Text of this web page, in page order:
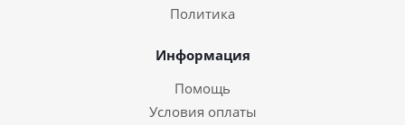
Политика
Информация
Помощь
Условия оплаты